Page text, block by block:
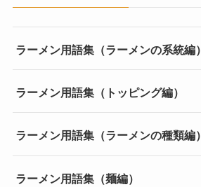
ラーメン用語集（ラーメンの系統編）
ラーメン用語集（トッピング編）
ラーメン用語集（ラーメンの種類編）
ラーメン用語集（麺編）